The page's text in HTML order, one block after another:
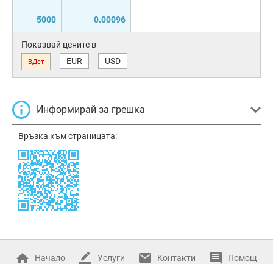
5000 0.00096
Показвай цените в
ВДст EUR USD
Информирай за грешка
Връзка към страницата:
Начало Услуги Контакти Помощ